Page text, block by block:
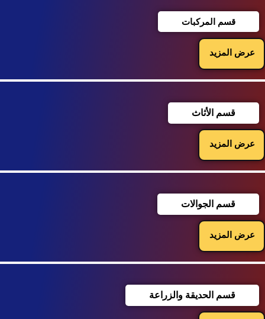
قسم المركبات
عرض المزيد
قسم الأثاث
عرض المزيد
قسم الجوالات
عرض المزيد
قسم الحديقة والزراعة